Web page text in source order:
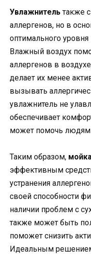
Увлажнитель также
аллергенов, но в
оптимального
Влажный воздух
аллергенов в
делает их менее
вызывать
увлажнитель не
обеспечивает
может помочь людям
Таким образом,
эффективным
устранения
своей способности
наличии проблем с
также может быть
поможет снизить
Идеальным